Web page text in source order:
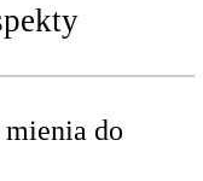
do